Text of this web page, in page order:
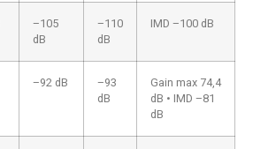
–105
dB
–110
dB
IMD –100 dB
–92 dB
–93
dB
Gain max 74,4
dB • IMD –81
dB